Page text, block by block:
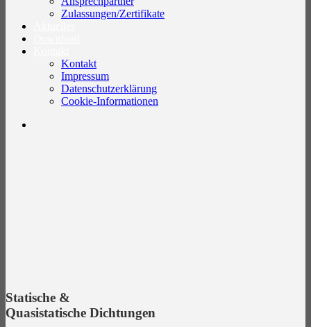
Zulassungen/Zertifikate
Kontakt
Impressum
Datenschutzerklärung
Cookie-Informationen
Statische &
Quasistatische Dichtungen